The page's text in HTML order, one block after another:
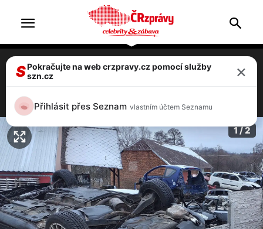
Řidič Octavie RS zbořil betonovou zeď a
1 / 2
SPokračujte na web crzpravy.cz pomocí služby
szn.cz
×
Přihlásit přes Seznam vlastním účtem Seznamu